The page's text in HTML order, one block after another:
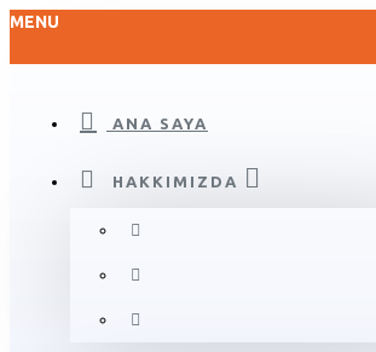
MENU
ANA SAYA
HAKKIMIZDA